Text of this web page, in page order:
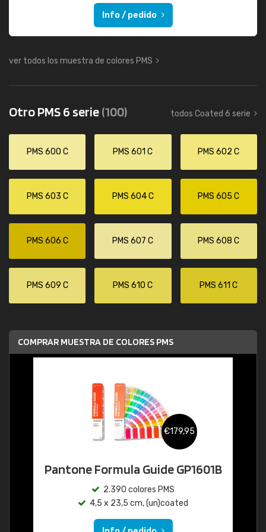
Info / pedido
ver todos los muestra de colores PMS
Otro PMS 6 serie(100) todos Coated 6 serie
PMS 600 C PMS 601 C PMS 602 C
PMS 603 C PMS 604 C PMS 605 C
PMS 606 C PMS 607 C PMS 608 C
PMS 609 C PMS 610 C PMS 611 C
COMPRAR MUESTRA DE COLORES PMS
€179,95
Pantone Formula Guide GP1601B
2.390 colores PMS
4,5 x 23,5 cm, (un)coated